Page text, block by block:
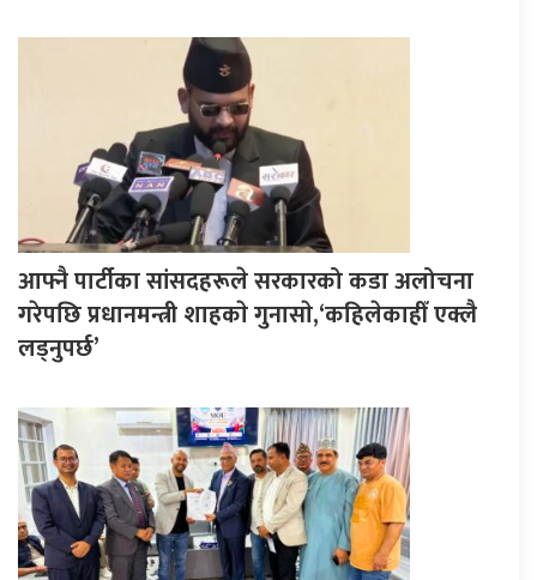
आफ्नै पार्टीका सांसदहरूले सरकारको कडा अलोचना
गरेपछि प्रधानमन्त्री शाहकाे गुनासाे,‘कहिलेकाहीँ एक्लै
लड्नुपर्छ’